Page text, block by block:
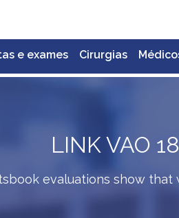
e exames Cirurgias
LINK VAO
evaluations show